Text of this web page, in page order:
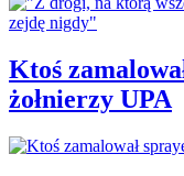
Ktoś
żołnierzy UPA